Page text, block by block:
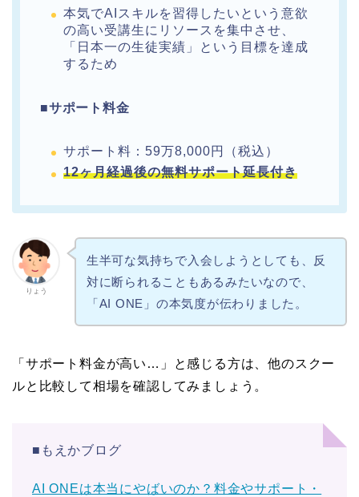
本気でAIスキルを習得したいという意欲
の高い受講生にリソースを集中させ、
「日本一の生徒実績」という目標を達成
するため
■サポート料金
サポート料：59万8,000円（税込）
12ヶ月経過後の無料サポート延長付き
りょう
生半可な気持ちで入会しようとしても、反
対に断られることもあるみたいなので、
「AI ONE」の本気度が伝わりました。
「サポート料金が高い…」と感じる方は、他のスクー
ルと比較して相場を確認してみましょう。
■もえかブログ
AI ONEは本当にやばいのか？料金やサポート・